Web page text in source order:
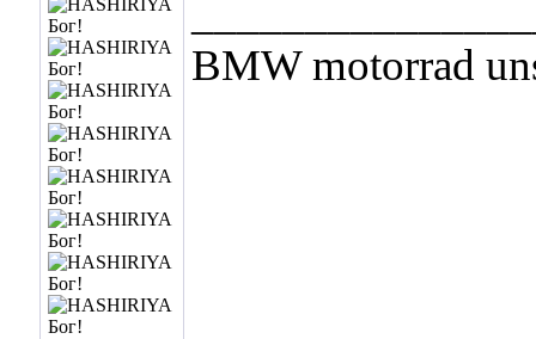
BMW motorrad